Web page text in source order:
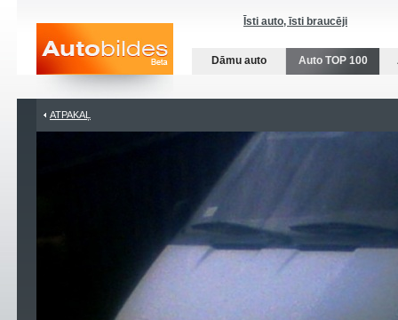
Īsti auto, īsti braucēji
Dāmu auto Auto TOP 100
ATPAKAĻ